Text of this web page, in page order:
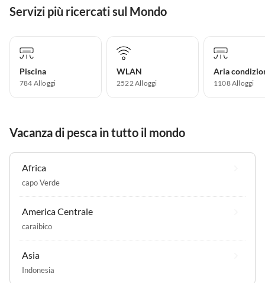
Servizi più ricercati sul Mondo
Piscina
784 Alloggi
WLAN
2522 Alloggi
Aria
1108 Alloggi
Vacanza di pesca in tutto il mondo
Africa
capo Verde
America Centrale
caraibico
Asia
Indonesia